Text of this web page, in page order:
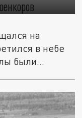
на
в небе
были...